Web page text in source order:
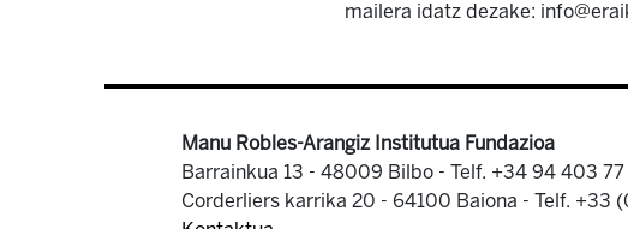
mailera idatz dezake:
Manu Robles-Arangiz Institutua Fundazioa
Barrainkua 13 - 48009 Bilbo - Telf. +34 94 403
Corderliers karrika 20 - 64100 Baiona - Telf. +33